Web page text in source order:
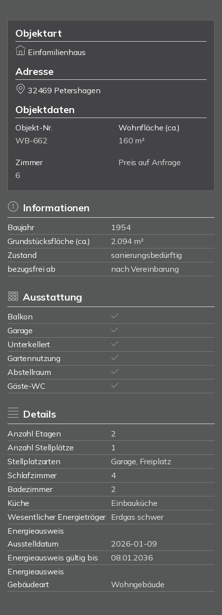
Objektart
Einfamilienhaus
Adresse
32469 Petershagen
Objektdaten
Objekt-Nr.
WB-662
Wohnfläche (ca.)
160 m²
Zimmer
6
Preis auf Anfrage
Informationen
Baujahr
1954
Grundstücksfläche (ca.)
2.094 m²
Zustand
sanierungsbedürftig
bezugsfrei ab
nach Vereinbarung
Ausstattung
Balkon
Garage
Unterkellert
Gartennutzung
Abstellraum
Gäste-WC
Details
Anzahl Etagen
2
Anzahl Stellplätze
1
Stellplatzarten
Garage, Freiplatz
Schlafzimmer
4
Badezimmer
2
Küche
Einbauküche
Wesentlicher Energieträger Erdgas schwer
Energieausweis
Ausstelldatum
2026-01-09
Energieausweis gültig bis
08.01.2036
Energieausweis
Gebäudeart
Wohngebäude